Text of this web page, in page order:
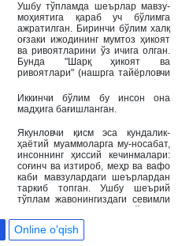
Ушбу тўпламда шеърлар мавзу-
моҳиятига қараб уч бўлимга
ажратилган. Биринчи бўлим халқ
оғзаки ижодининг мумтоз ҳикоят
ва ривоятларини ўз ичига олган.
Бунда "Шарқ ҳикоят ва
ривоятлари" (нашрга тайёрловчи
ваъизин" (Салим Бухорий) каби
манбалар асос бўлиб хизмат
қилган.
Иккинчи бўлим бу инсон она
мадҳига бағишланган.
Якунловчи қисм эса кундалик-
ҳаётий муаммоларга му-носабат,
инсоннинг ҳиссий кечинмалари:
соғинч ва изтироб, меҳр ва вафо
каби мавзулардаги шеърлардан
таркиб топган. Ушбу шеърий
тўплам жавонингиздаги севимли
ажаб эмас.
Online o'qish